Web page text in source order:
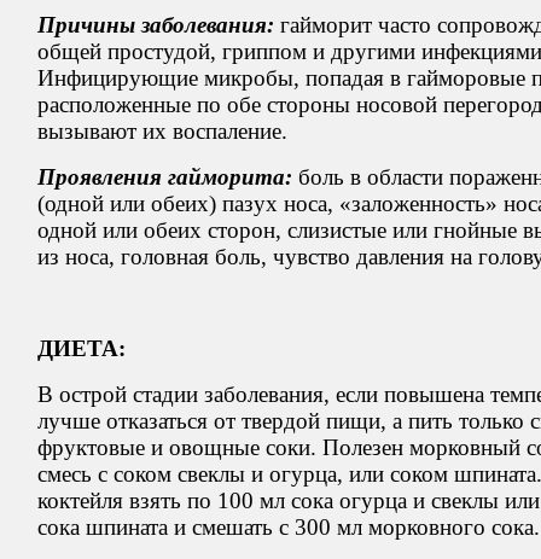
Причины заболевания: гайморит часто
общей простудой, гриппом и другими
Инфицирующие микробы, попадая в гайморовые
расположенные по обе стороны носовой
вызывают их воспаление.
Проявления гайморита: боль в области
(одной или обеих) пазух носа, «заложенность»
одной или обеих сторон, слизистые или гнойные
из носа, головная боль, чувство давления на
ДИЕТА:
В острой стадии заболевания, если повышена
лучше отказаться от твердой пищи, а пить только
фруктовые и овощные соки. Полезен морковный
смесь с соком свеклы и огурца, или соком
коктейля взять по 100 мл сока огурца и свеклы
сока шпината и смешать с 300 мл морковного сока.